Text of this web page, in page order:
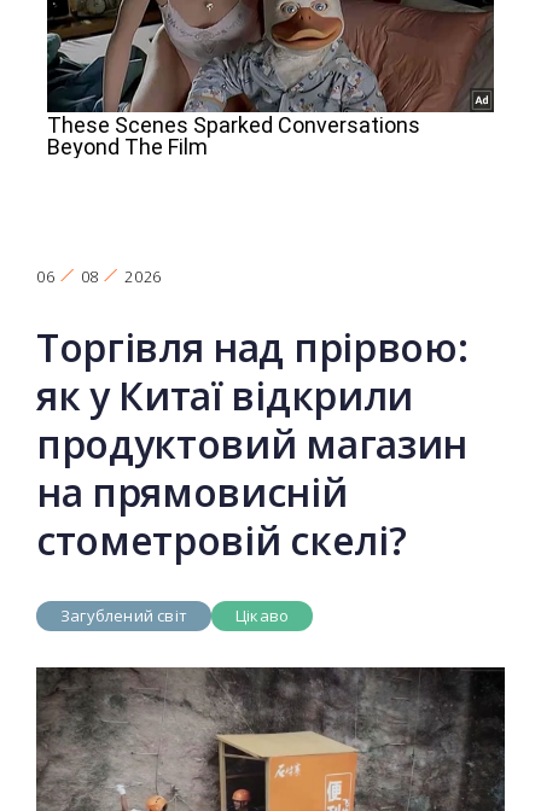
06 08 2026
Торгівля над прірвою:
як у Китаї відкрили
продуктовий магазин
на прямовисній
стометровій скелі?
Загублений світ Цікаво